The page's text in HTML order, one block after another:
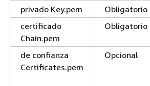
privado Key.pem Obligatorio
certificado
Chain.pem
Obligatorio
de confianza
Certificates.pem
Opcional